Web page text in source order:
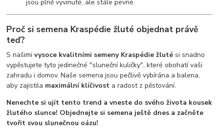
jsou plně vyvinuté, ale stále pevné.
Proč si semena Kraspédie žluté objednat právě
teď?
S našimivysoce kvalitními semeny Kraspédie žluté si snadno
vypěstujete tyto jedinečné "sluneční kuličky", které obohatí vaši
zahradu i domov. Naše semena jsou pečlivě vybírána a balena,
aby zajistila maximální klíčivost a radost z pěstování.
Nenechte si ujít tento trend a vneste do svého života kousek
žlutého slunce! Objednejte si semena ještě dnes a začněte
tvořit svou slunečnou oázu!